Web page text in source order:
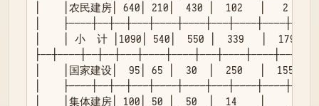
│    │农民建房│ 640│ 210│  430 │  102   │   2
│    ├────┼──┼──┼───┼────┼────┼───┼────┼────┼────┤
│    │ 小  计 │1090│ 540│  550 │  339   │  179
├──┼────┼──┼──┼───┼────┼────┼───┼────┼────┼────┤
│    │国家建设│  95│ 65 │  30  │  250   │  155
│    ├────┼──┼──┼───┼────┼────┼───┼────┼────┼────┤
│    │集体建房│ 100│ 50 │  50  │  14    │